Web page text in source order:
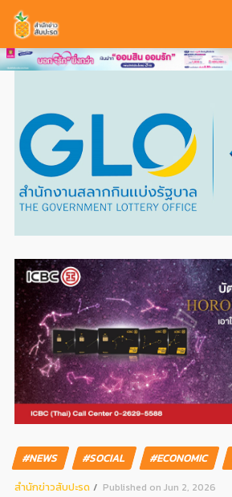
#NEWS #SOCIAL #ECONOMIC
สํานักข่าวสับปะรด
Published on Jun 2, 2026